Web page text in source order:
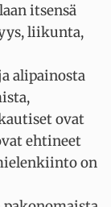
itsensä
liikunta,
alipainosta
ovat
ehtineet
on